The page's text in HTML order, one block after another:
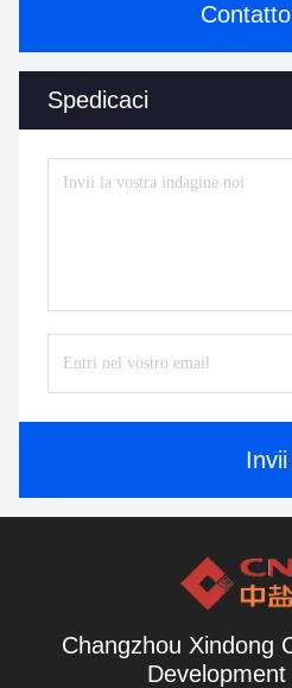
Spedicaci
Invii
Changzhou Xindong